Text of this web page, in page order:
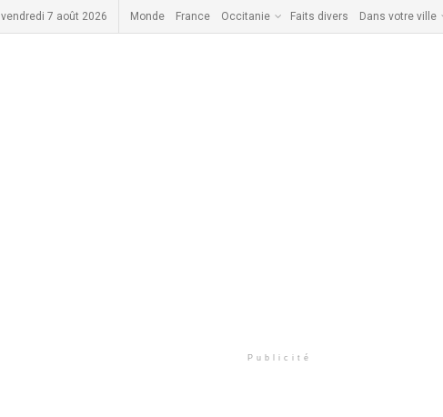
vendredi 7 août 2026 Monde France Occitanie Faits divers Dans votre ville
Publicité